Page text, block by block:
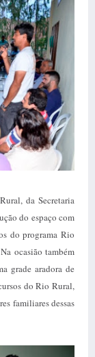
da Secretaria
do espaço com
do programa Rio
ocasião também
grade aradora de
do Rio Rural,
familiares dessas